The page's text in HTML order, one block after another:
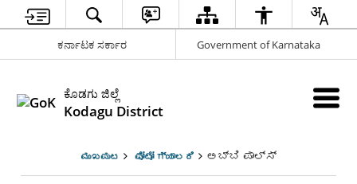
ಕರ್ನಾಟಕ ಸರ್ಕಾರ Government of Karnataka
ಕೊಡಗು ಜಿಲ್ಲೆ
Kodagu District
ಮುಖಪುಟ ಫೋಟೋ ಗ್ಯಾಲರಿ ಅಬ್ಬಿ ಪಾಲ್ಸ್